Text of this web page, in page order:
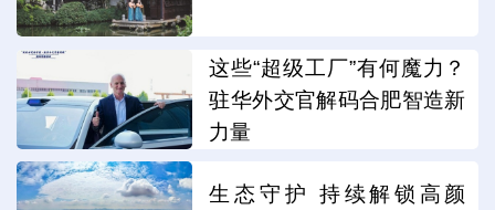
这些“超级工厂”有何魔力？
驻华外交官解码合肥智造新
力量
生态守护 持续解锁高颜